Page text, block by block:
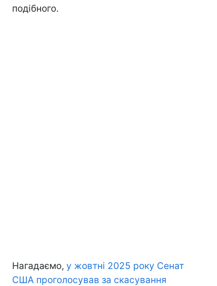
подібного.
Нагадаємо, у жовтні 2025 року Сенат
США проголосував за скасування